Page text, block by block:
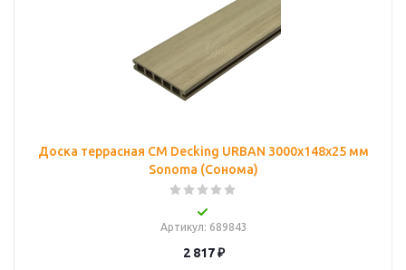
Доска террасная CM Decking URBAN 3000x148x25 мм
Sonoma (Сонома)
Артикул: 689843
2 817₽